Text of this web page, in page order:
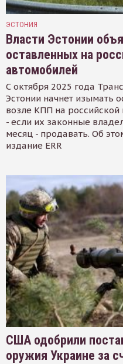
ЭСТОНИЯ
Власти Эстонии
оставленных на
автомобилей
С октября 2025 года
Эстонии начнет изымать
возле КПП на
- если их законные
месяц - продавать. Об
издание ERR
США одобрили
оружия Украине за